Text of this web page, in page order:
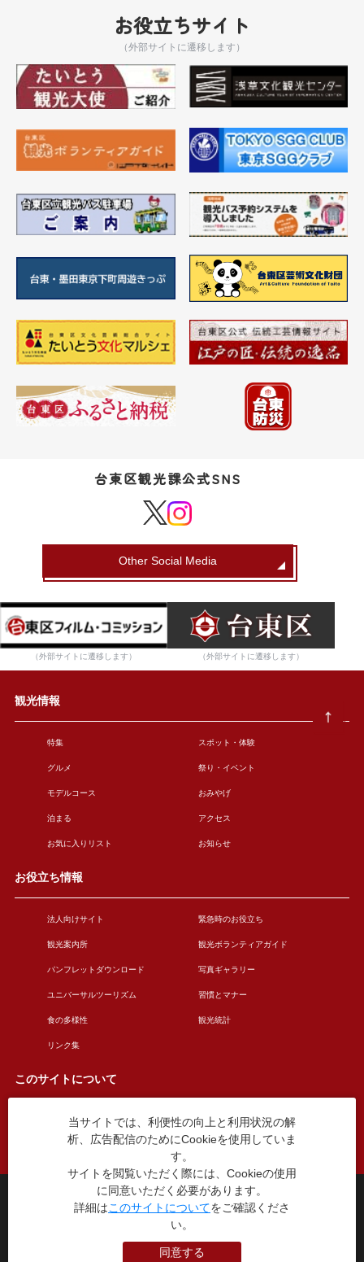
お役立ちサイト
（外部サイトに遷移します）
台東区観光課公式SNS
Other Social Media
（外部サイトに遷移します） （外部サイトに遷移します）
観光情報
特集 スポット・体験
グルメ 祭り・イベント
モデルコース おみやげ
泊まる アクセス
お気に入りリスト お知らせ
お役立ち情報
法人向けサイト 緊急時のお役立ち
観光案内所 観光ボランティアガイド
パンフレットダウンロード 写真ギャラリー
ユニバーサルツーリズム 習慣とマナー
食の多様性 観光統計
リンク集
このサイトについて
このサイトについて 広告掲載について
お問い合わせ
台東区役所観光課
〒110-8615 東京都台東区東上野4丁目5番6号
TEL：03-5246-1151
当サイトでは、利便性の向上と利用状況の解
析、広告配信のためにCookieを使用していま
す。
サイトを閲覧いただく際には、Cookieの使用
に同意いただく必要があります。
詳細はこのサイトについてをご確認くださ
い。
同意する